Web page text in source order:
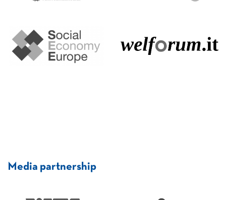
Media partnership